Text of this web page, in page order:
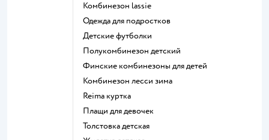
Комбинезон lassie
Одежда для подростков
Детские футболки
Полукомбинезон детский
Финские комбинезоны для детей
Комбинезон лесси зима
Reima куртка
Плащи для девочек
Толстовка детская